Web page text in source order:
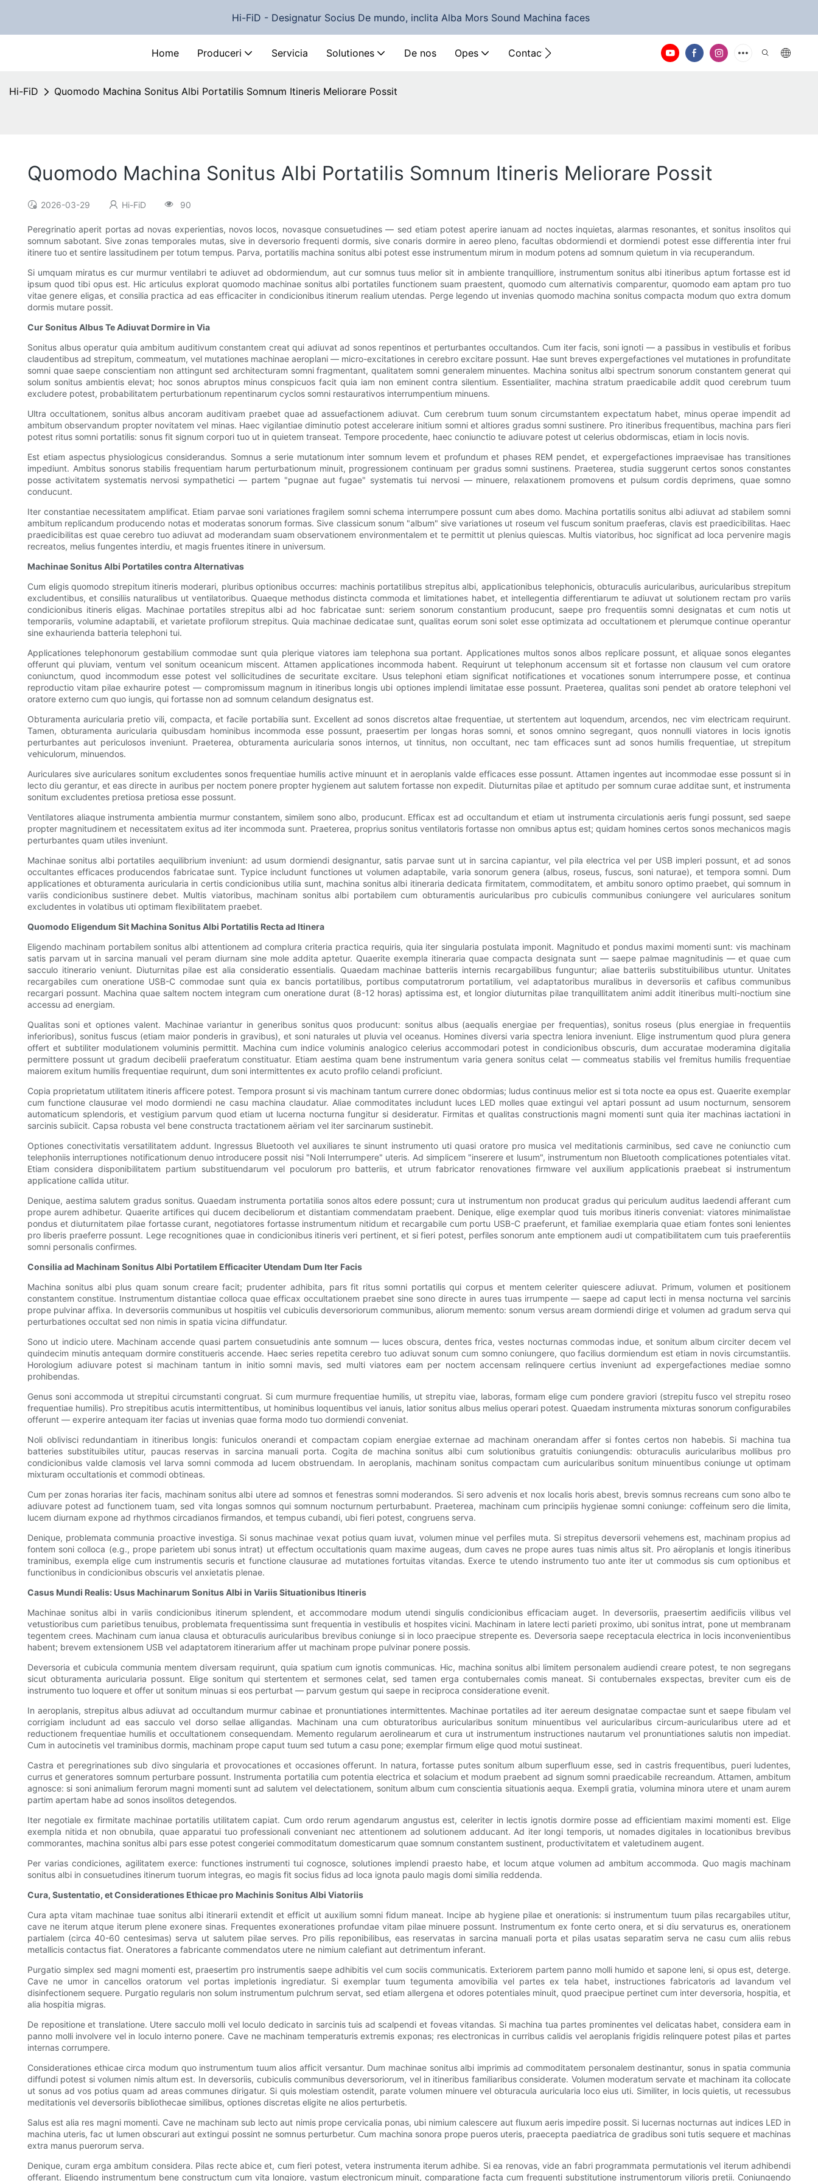
Hi-FiD - Designatur Socius De mundo, inclita Alba Mors Sound Machina faces
Home Produceri Servicia Solutiones De nos Opes Contacta nos
Hi-FiD Quomodo Machina Sonitus Albi Portatilis Somnum Itineris Meliorare Possit
Quomodo Machina Sonitus Albi Portatilis Somnum Itineris Meliorare Possit
2026-03-29 Hi-FiD 90
Peregrinatio aperit portas ad novas experientias, novos locos, novasque consuetudines — sed etiam potest aperire ianuam ad noctes inquietas, alarmas resonantes, et sonitus insolitos qui
somnum sabotant. Sive zonas temporales mutas, sive in deversorio frequenti dormis, sive conaris dormire in aereo pleno, facultas obdormiendi et dormiendi potest esse differentia inter frui
itinere tuo et sentire lassitudinem per totum tempus. Parva, portatilis machina sonitus albi potest esse instrumentum mirum in modum potens ad somnum quietum in via recuperandum.
Si umquam miratus es cur murmur ventilabri te adiuvet ad obdormiendum, aut cur somnus tuus melior sit in ambiente tranquilliore, instrumentum sonitus albi itineribus aptum fortasse est id
ipsum quod tibi opus est. Hic articulus explorat quomodo machinae sonitus albi portatiles functionem suam praestent, quomodo cum alternativis comparentur, quomodo eam aptam pro tuo
vitae genere eligas, et consilia practica ad eas efficaciter in condicionibus itinerum realium utendas. Perge legendo ut invenias quomodo machina sonitus compacta modum quo extra domum
dormis mutare possit.
Cur Sonitus Albus Te Adiuvat Dormire in Via
Sonitus albus operatur quia ambitum auditivum constantem creat qui adiuvat ad sonos repentinos et perturbantes occultandos. Cum iter facis, soni ignoti — a passibus in vestibulis et foribus
claudentibus ad strepitum, commeatum, vel mutationes machinae aeroplani — micro-excitationes in cerebro excitare possunt. Hae sunt breves expergefactiones vel mutationes in profunditate
somni quae saepe conscientiam non attingunt sed architecturam somni fragmentant, qualitatem somni generalem minuentes. Machina sonitus albi spectrum sonorum constantem generat qui
solum sonitus ambientis elevat; hoc sonos abruptos minus conspicuos facit quia iam non eminent contra silentium. Essentialiter, machina stratum praedicabile addit quod cerebrum tuum
excludere potest, probabilitatem perturbationum repentinarum cyclos somni restaurativos interrumpentium minuens.
Ultra occultationem, sonitus albus ancoram auditivam praebet quae ad assuefactionem adiuvat. Cum cerebrum tuum sonum circumstantem expectatum habet, minus operae impendit ad
ambitum observandum propter novitatem vel minas. Haec vigilantiae diminutio potest accelerare initium somni et altiores gradus somni sustinere. Pro itineribus frequentibus, machina pars fieri
potest ritus somni portatilis: sonus fit signum corpori tuo ut in quietem transeat. Tempore procedente, haec coniunctio te adiuvare potest ut celerius obdormiscas, etiam in locis novis.
Est etiam aspectus physiologicus considerandus. Somnus a serie mutationum inter somnum levem et profundum et phases REM pendet, et expergefactiones impraevisae has transitiones
impediunt. Ambitus sonorus stabilis frequentiam harum perturbationum minuit, progressionem continuam per gradus somni sustinens. Praeterea, studia suggerunt certos sonos constantes
posse activitatem systematis nervosi sympathetici — partem "pugnae aut fugae" systematis tui nervosi — minuere, relaxationem promovens et pulsum cordis deprimens, quae somno
conducunt.
Iter constantiae necessitatem amplificat. Etiam parvae soni variationes fragilem somni schema interrumpere possunt cum abes domo. Machina portatilis sonitus albi adiuvat ad stabilem somni
ambitum replicandum producendo notas et moderatas sonorum formas. Sive classicum sonum "album" sive variationes ut roseum vel fuscum sonitum praeferas, clavis est praedicibilitas. Haec
praedicibilitas est quae cerebro tuo adiuvat ad moderandam suam observationem environmentalem et te permittit ut plenius quiescas. Multis viatoribus, hoc significat ad loca pervenire magis
recreatos, melius fungentes interdiu, et magis fruentes itinere in universum.
Machinae Sonitus Albi Portatiles contra Alternativas
Cum eligis quomodo strepitum itineris moderari, pluribus optionibus occurres: machinis portatilibus strepitus albi, applicationibus telephonicis, obturaculis auricularibus, auricularibus strepitum
excludentibus, et consiliis naturalibus ut ventilatoribus. Quaeque methodus distincta commoda et limitationes habet, et intellegentia differentiarum te adiuvat ut solutionem rectam pro variis
condicionibus itineris eligas. Machinae portatiles strepitus albi ad hoc fabricatae sunt: ​​seriem sonorum constantium producunt, saepe pro frequentiis somni designatas et cum notis ut
temporariis, volumine adaptabili, et varietate profilorum strepitus. Quia machinae dedicatae sunt, qualitas eorum soni solet esse optimizata ad occultationem et plerumque continue operantur
sine exhaurienda batteria telephoni tui.
Applicationes telephonorum gestabilium commodae sunt quia plerique viatores iam telephona sua portant. Applicationes multos sonos albos replicare possunt, et aliquae sonos elegantes
offerunt qui pluviam, ventum vel sonitum oceanicum miscent. Attamen applicationes incommoda habent. Requirunt ut telephonum accensum sit et fortasse non clausum vel cum oratore
coniunctum, quod incommodum esse potest vel sollicitudines de securitate excitare. Usus telephoni etiam significat notificationes et vocationes sonum interrumpere posse, et continua
reproductio vitam pilae exhaurire potest — compromissum magnum in itineribus longis ubi optiones implendi limitatae esse possunt. Praeterea, qualitas soni pendet ab oratore telephoni vel
oratore externo cum quo iungis, qui fortasse non ad somnum celandum designatus est.
Obturamenta auricularia pretio vili, compacta, et facile portabilia sunt. Excellent ad sonos discretos altae frequentiae, ut stertentem aut loquendum, arcendos, nec vim electricam requirunt.
Tamen, obturamenta auricularia quibusdam hominibus incommoda esse possunt, praesertim per longas horas somni, et sonos omnino segregant, quos nonnulli viatores in locis ignotis
perturbantes aut periculosos inveniunt. Praeterea, obturamenta auricularia sonos internos, ut tinnitus, non occultant, nec tam efficaces sunt ad sonos humilis frequentiae, ut strepitum
vehiculorum, minuendos.
Auriculares sive auriculares sonitum excludentes sonos frequentiae humilis active minuunt et in aeroplanis valde efficaces esse possunt. Attamen ingentes aut incommodae esse possunt si in
lecto diu gerantur, et eas directe in auribus per noctem ponere propter hygienem aut salutem fortasse non expedit. Diuturnitas pilae et aptitudo per somnum curae additae sunt, et instrumenta
sonitum excludentes pretiosa pretiosa esse possunt.
Ventilatores aliaque instrumenta ambientia murmur constantem, similem sono albo, producunt. Efficax est ad occultandum et etiam ut instrumenta circulationis aeris fungi possunt, sed saepe
propter magnitudinem et necessitatem exitus ad iter incommoda sunt. Praeterea, proprius sonitus ventilatoris fortasse non omnibus aptus est; quidam homines certos sonos mechanicos magis
perturbantes quam utiles inveniunt.
Machinae sonitus albi portatiles aequilibrium inveniunt: ad usum dormiendi designantur, satis parvae sunt ut in sarcina capiantur, vel pila electrica vel per USB impleri possunt, et ad sonos
occultantes efficaces producendos fabricatae sunt. Typice includunt functiones ut volumen adaptabile, varia sonorum genera (albus, roseus, fuscus, soni naturae), et tempora somni. Dum
applicationes et obturamenta auricularia in certis condicionibus utilia sunt, machina sonitus albi itineraria dedicata firmitatem, commoditatem, et ambitu sonoro optimo praebet, qui somnum in
variis condicionibus sustinere debet. Multis viatoribus, machinam sonitus albi portabilem cum obturamentis auricularibus pro cubiculis communibus coniungere vel auriculares sonitum
excludentes in volatibus uti optimam flexibilitatem praebet.
Quomodo Eligendum Sit Machina Sonitus Albi Portatilis Recta ad Itinera
Eligendo machinam portabilem sonitus albi attentionem ad complura criteria practica requiris, quia iter singularia postulata imponit. Magnitudo et pondus maximi momenti sunt: ​​vis machinam
satis parvam ut in sarcina manuali vel peram diurnam sine mole addita aptetur. Quaerite exempla itineraria quae compacta designata sunt — saepe palmae magnitudinis — et quae cum
sacculo itinerario veniunt. Diuturnitas pilae est alia consideratio essentialis. Quaedam machinae batteriis internis recargabilibus funguntur; aliae batteriis substituibilibus utuntur. Unitates
recargabiles cum oneratione USB-C commodae sunt quia ex bancis portatilibus, portibus computatrorum portatilium, vel adaptatoribus muralibus in deversoriis et cafibus communibus
recargari possunt. Machina quae saltem noctem integram cum oneratione durat (8-12 horas) aptissima est, et longior diuturnitas pilae tranquillitatem animi addit itineribus multi-noctium sine
accessu ad energiam.
Qualitas soni et optiones valent. Machinae variantur in generibus sonitus quos producunt: sonitus albus (aequalis energiae per frequentias), sonitus roseus (plus energiae in frequentiis
inferioribus), sonitus fuscus (etiam maior ponderis in gravibus), et soni naturales ut pluvia vel oceanus. Homines diversi varia spectra leniora inveniunt. Elige instrumentum quod plura genera
offert et subtiliter modulationem voluminis permittit. Machina cum indice voluminis analogico celerius accommodari potest in condicionibus obscuris, dum accuratae moderamina digitalia
permittere possunt ut gradum decibelii praeferatum constituatur. Etiam aestima quam bene instrumentum varia genera sonitus celat — commeatus stabilis vel fremitus humilis frequentiae
maiorem exitum humilis frequentiae requirunt, dum soni intermittentes ex acuto profilo celandi proficiunt.
Copia proprietatum utilitatem itineris afficere potest. Tempora prosunt si vis machinam tantum currere donec obdormias; ludus continuus melior est si tota nocte ea opus est. Quaerite exemplar
cum functione clausurae vel modo dormiendi ne casu machina claudatur. Aliae commoditates includunt luces LED molles quae extingui vel aptari possunt ad usum nocturnum, sensorem
automaticum splendoris, et vestigium parvum quod etiam ut lucerna nocturna fungitur si desideratur. Firmitas et qualitas constructionis magni momenti sunt quia iter machinas iactationi in
sarcinis subiicit. Capsa robusta vel bene constructa tractationem aëriam vel iter sarcinarum sustinebit.
Optiones conectivitatis versatilitatem addunt. Ingressus Bluetooth vel auxiliares te sinunt instrumento uti quasi oratore pro musica vel meditationis carminibus, sed cave ne coniunctio cum
telephoniis interruptiones notificationum denuo introducere possit nisi "Noli Interrumpere" uteris. Ad simplicem "inserere et lusum", instrumentum non Bluetooth complicationes potentiales vitat.
Etiam considera disponibilitatem partium substituendarum vel poculorum pro batteriis, et utrum fabricator renovationes firmware vel auxilium applicationis praebeat si instrumentum
applicatione callida utitur.
Denique, aestima salutem gradus sonitus. Quaedam instrumenta portatilia sonos altos edere possunt; cura ut instrumentum non producat gradus qui periculum auditus laedendi afferant cum
prope aurem adhibetur. Quaerite artifices qui ducem decibeliorum et distantiam commendatam praebent. Denique, elige exemplar quod tuis moribus itineris conveniat: viatores minimalistae
pondus et diuturnitatem pilae fortasse curant, negotiatores fortasse instrumentum nitidum et recargabile cum portu USB-C praeferunt, et familiae exemplaria quae etiam fontes soni lenientes
pro liberis praeferre possunt. Lege recognitiones quae in condicionibus itineris veri pertinent, et si fieri potest, perfiles sonorum ante emptionem audi ut compatibilitatem cum tuis praeferentiis
somni personalis confirmes.
Consilia ad Machinam Sonitus Albi Portatilem Efficaciter Utendam Dum Iter Facis
Machina sonitus albi plus quam sonum creare facit; prudenter adhibita, pars fit ritus somni portatilis qui corpus et mentem celeriter quiescere adiuvat. Primum, volumen et positionem
constantem constitue. Instrumentum distantiae colloca quae efficax occultationem praebet sine sono directe in aures tuas irrumpente — saepe ad caput lecti in mensa nocturna vel sarcinis
prope pulvinar affixa. In deversoriis communibus ut hospitiis vel cubiculis deversoriorum communibus, aliorum memento: sonum versus aream dormiendi dirige et volumen ad gradum serva qui
perturbationes occultat sed non nimis in spatia vicina diffundatur.
Sono ut indicio utere. Machinam accende quasi partem consuetudinis ante somnum — luces obscura, dentes frica, vestes nocturnas commodas indue, et sonitum album circiter decem vel
quindecim minutis antequam dormire constitueris accende. Haec series repetita cerebro tuo adiuvat sonum cum somno coniungere, quo facilius dormiendum est etiam in novis circumstantiis.
Horologium adiuvare potest si machinam tantum in initio somni mavis, sed multi viatores eam per noctem accensam relinquere certius inveniunt ad expergefactiones mediae somno
prohibendas.
Genus soni accommoda ut strepitui circumstanti congruat. Si cum murmure frequentiae humilis, ut strepitu viae, laboras, formam elige cum pondere graviori (strepitu fusco vel strepitu roseo
frequentiae humilis). Pro strepitibus acutis intermittentibus, ut hominibus loquentibus vel ianuis, latior sonitus albus melius operari potest. Quaedam instrumenta mixturas sonorum configurabiles
offerunt — experire antequam iter facias ut invenias quae forma modo tuo dormiendi conveniat.
Noli oblivisci redundantiam in itineribus longis: funiculos onerandi et compactam copiam energiae externae ad machinam onerandam affer si fontes certos non habebis. Si machina tua
batteries substituibiles utitur, paucas reservas in sarcina manuali porta. Cogita de machina sonitus albi cum solutionibus gratuitis coniungendis: obturaculis auricularibus mollibus pro
condicionibus valde clamosis vel larva somni commoda ad lucem obstruendam. In aeroplanis, machinam sonitus compactam cum auricularibus sonitum minuentibus coniunge ut optimam
mixturam occultationis et commodi obtineas.
Cum per zonas horarias iter facis, machinam sonitus albi utere ad somnos et fenestras somni moderandos. Si sero advenis et nox localis horis abest, brevis somnus recreans cum sono albo te
adiuvare potest ad functionem tuam, sed vita longas somnos qui somnum nocturnum perturbabunt. Praeterea, machinam cum principiis hygienae somni coniunge: coffeinum sero die limita,
lucem diurnam expone ad rhythmos circadianos firmandos, et tempus cubandi, ubi fieri potest, congruens serva.
Denique, problemata communia proactive investiga. Si sonus machinae vexat potius quam iuvat, volumen minue vel perfiles muta. Si strepitus deversorii vehemens est, machinam propius ad
fontem soni colloca (e.g., prope parietem ubi sonus intrat) ut effectum occultationis quam maxime augeas, dum caves ne prope aures tuas nimis altus sit. Pro aëroplanis et longis itineribus
traminibus, exempla elige cum instrumentis securis et functione clausurae ad mutationes fortuitas vitandas. Exerce te utendo instrumento tuo ante iter ut commodus sis cum optionibus et
functionibus in condicionibus obscuris vel anxietatis plenae.
Casus Mundi Realis: Usus Machinarum Sonitus Albi in Variis Situationibus Itineris
Machinae sonitus albi in variis condicionibus itinerum splendent, et accommodare modum utendi singulis condicionibus efficaciam auget. In deversoriis, praesertim aedificiis vilibus vel
vetustioribus cum parietibus tenuibus, problemata frequentissima sunt frequentia in vestibulis et hospites vicini. Machinam in latere lecti parieti proximo, ubi sonitus intrat, pone ut membranam
tegentem crees. Machinam cum ianua clausa et obturaculis auricularibus brevibus coniunge si in loco praecipue strepente es. Deversoria saepe receptacula electrica in locis inconvenientibus
habent; brevem extensionem USB vel adaptatorem itinerarium affer ut machinam prope pulvinar ponere possis.
Deversoria et cubicula communia mentem diversam requirunt, quia spatium cum ignotis communicas. Hic, machina sonitus albi limitem personalem audiendi creare potest, te non segregans
sicut obturamenta auricularia possunt. Elige sonitum qui stertentem et sermones celat, sed tamen erga contubernales comis maneat. Si contubernales exspectas, breviter cum eis de
instrumento tuo loquere et offer ut sonitum minuas si eos perturbat — parvum gestum qui saepe in reciproca consideratione evenit.
In aeroplanis, strepitus albus adiuvat ad occultandum murmur cabinae et pronuntiationes intermittentes. Machinae portatiles ad iter aereum designatae compactae sunt et saepe fibulam vel
corrigiam includunt ad eas sacculo vel dorso sellae alligandas. Machinam una cum obturatoribus auricularibus sonitum minuentibus vel auricularibus circum-auricularibus utere ad et
reductionem frequentiae humilis et occultationem consequendam. Memento regularum aerolinearum et cura ut instrumentum instructiones nautarum vel pronuntiationes salutis non impediat.
Cum in autocinetis vel traminibus dormis, machinam prope caput tuum sed tutum a casu pone; exemplar firmum elige quod motui sustineat.
Castra et peregrinationes sub divo singularia et provocationes et occasiones offerunt. In natura, fortasse putes sonitum album superfluum esse, sed in castris frequentibus, pueri ludentes,
currus et generatores somnum perturbare possunt. Instrumenta portatilia cum potentia electrica et solacium et modum praebent ad signum somni praedicabile recreandum. Attamen, ambitum
agnosce: si soni animalium ferorum magni momenti sunt ad salutem vel delectationem, sonitum album cum conscientia situationis aequa. Exempli gratia, volumina minora utere et unam aurem
partim apertam habe ad sonos insolitos detegendos.
Iter negotiale ex firmitate machinae portatilis utilitatem capiat. Cum ordo rerum agendarum angustus est, celeriter in lectis ignotis dormire posse ad efficientiam maximi momenti est. Elige
exempla nitida et non obnubila, quae apparatui tuo professionali conveniant nec attentionem ad solutionem adducant. Ad iter longi temporis, ut nomades digitales in locationibus brevibus
commorantes, machina sonitus albi pars esse potest congeriei commoditatum domesticarum quae somnum constantem sustinent, productivitatem et valetudinem augent.
Per varias condiciones, agilitatem exerce: functiones instrumenti tui cognosce, solutiones implendi praesto habe, et locum atque volumen ad ambitum accommoda. Quo magis machinam
sonitus albi in consuetudines itinerum tuorum integras, eo magis fit socius fidus ad loca ignota paulo magis domi similia reddenda.
Cura, Sustentatio, et Considerationes Ethicae pro Machinis Sonitus Albi Viatoriis
Cura apta vitam machinae tuae sonitus albi itinerarii extendit et efficit ut auxilium somni fidum maneat. Incipe ab hygiene pilae et onerationis: si instrumentum tuum pilas recargabiles utitur,
cave ne iterum atque iterum plene exonere sinas. Frequentes exonerationes profundae vitam pilae minuere possunt. Instrumentum ex fonte certo onera, et si diu servaturus es, onerationem
partialem (circa 40-60 centesimas) serva ut salutem pilae serves. Pro pilis reponibilibus, eas reservatas in sarcina manuali porta et pilas usatas separatim serva ne casu cum aliis rebus
metallicis contactus fiat. Oneratores a fabricante commendatos utere ne nimium calefiant aut detrimentum inferant.
Purgatio simplex sed magni momenti est, praesertim pro instrumentis saepe adhibitis vel cum sociis communicatis. Exteriorem partem panno molli humido et sapone leni, si opus est, deterge.
Cave ne umor in cancellos oratorum vel portas impletionis ingrediatur. Si exemplar tuum tegumenta amovibilia vel partes ex tela habet, instructiones fabricatoris ad lavandum vel
disinfectionem sequere. Purgatio regularis non solum instrumentum pulchrum servat, sed etiam allergena et odores potentiales minuit, quod praecipue pertinet cum inter deversoria, hospitia, et
alia hospitia migras.
De repositione et translatione. Utere sacculo molli vel loculo dedicato in sarcinis tuis ad scalpendi et foveas vitandas. Si machina tua partes prominentes vel delicatas habet, considera eam in
panno molli involvere vel in loculo interno ponere. Cave ne machinam temperaturis extremis exponas; res electronicas in curribus calidis vel aeroplanis frigidis relinquere potest pilas et partes
internas corrumpere.
Considerationes ethicae circa modum quo instrumentum tuum alios afficit versantur. Dum machinae sonitus albi imprimis ad commoditatem personalem destinantur, sonus in spatia communia
diffundi potest si volumen nimis altum est. In deversoriis, cubiculis communibus deversoriorum, vel in itineribus familiaribus considerate. Volumen moderatum servate et machinam ita collocate
ut sonus ad vos potius quam ad areas communes dirigatur. Si quis molestiam ostendit, parate volumen minuere vel obturacula auricularia loco eius uti. Similiter, in locis quietis, ut recessubus
meditationis vel deversoriis bibliothecae similibus, optiones discretas eligite ne alios perturbetis.
Salus est alia res magni momenti. Cave ne machinam sub lecto aut nimis prope cervicalia ponas, ubi nimium calescere aut fluxum aeris impedire possit. Si lucernas nocturnas aut indices LED in
machina uteris, fac ut lumen obscurari aut extingui possint ne somnus perturbetur. Cum machina sonora prope pueros uteris, praecepta paediatrica de gradibus soni tutis sequere et machinas
extra manus puerorum serva.
Denique, curam erga ambitum considera. Pilas recte abice et, cum fieri potest, vetera instrumenta iterum adhibe. Si ea renovas, vide an fabri programmata permutationis vel iterum adhibendi
offerant. Eligendo instrumentum bene constructum cum vita longiore, vastum electronicum minuit, comparatione facta cum frequenti substitutione instrumentorum vilioris pretii. Coniungendo